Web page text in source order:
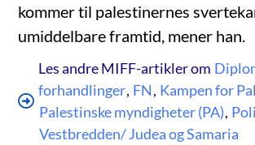
kommer til palestinernes
umiddelbare framtid, mener han.
Les andre MIFF-artikler om
forhandlinger, FN, Kampen for
Palestinske myndigheter (PA),
Vestbredden/ Judea og Samaria